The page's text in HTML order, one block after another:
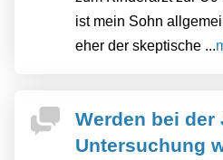
ist mein Sohn
eher der skeptische ...
Werden bei der
Untersuchung